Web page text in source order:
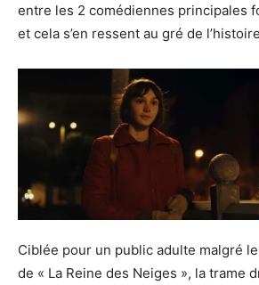
entre les 2 comédiennes principales
et cela s’en ressent au gré de
Ciblée pour un public adulte malgré
de « La Reine des Neiges », la trame